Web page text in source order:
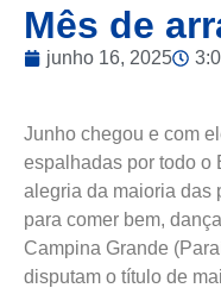
Mês de
junho 16, 2025
Junho chegou e com
espalhadas por todo o
alegria da maioria das
para comer bem,
Campina Grande
disputam o título de